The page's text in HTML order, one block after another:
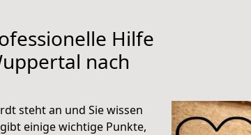
Hilfe
nach
steht an und Sie wissen
einige wichtige Punkte,